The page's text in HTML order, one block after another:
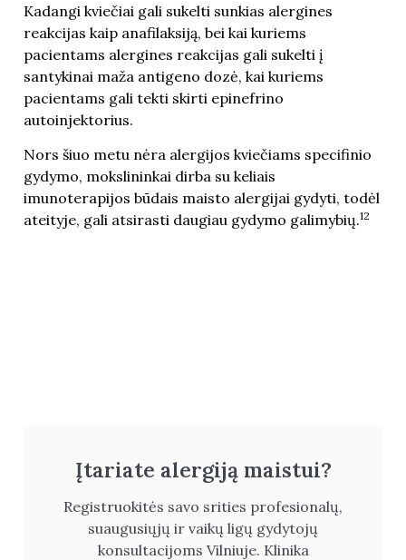
Kadangi kviečiai gali sukelti sunkias alergines
reakcijas kaip anafilaksiją, bei kai kuriems
pacientams alergines reakcijas gali sukelti į
santykinai maža antigeno dozė, kai kuriems
pacientams gali tekti skirti epinefrino
autoinjektorius.
Nors šiuo metu nėra alergijos kviečiams specifinio
gydymo, mokslininkai dirba su keliais
imunoterapijos būdais maisto alergijai gydyti, todėl
ateityje, gali atsirasti daugiau gydymo galimybių.12
Įtariate alergiją maistui?
Registruokitės savo srities profesionalų,
suaugusiųjų ir vaikų ligų gydytojų
konsultacijoms Vilniuje. Klinika